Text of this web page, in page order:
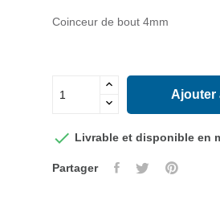
Coinceur de bout 4mm
Ajouter
 Livrable et disponible en
Partager